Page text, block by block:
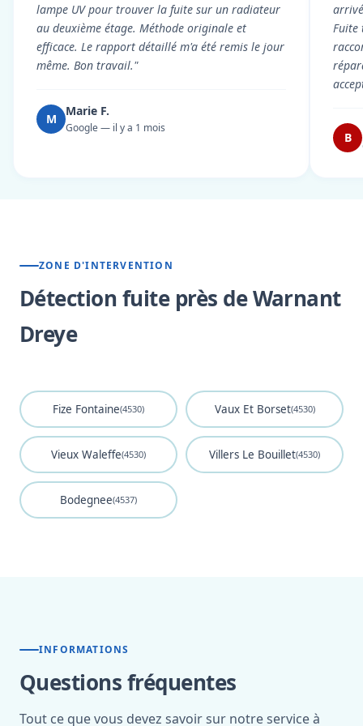
lampe UV pour trouver la fuite sur un radiateur
au deuxième étage. Méthode originale et
efficace. Le rapport détaillé m'a été remis le jour
même. Bon travail."
M
Marie F.
Google — il y a 1 mois
Fuite
B
ZONE D'INTERVENTION
Détection fuite près de Warnant
Dreye
Fize Fontaine(4530) Vaux Et Borset(4530)
Vieux Waleffe(4530) Villers Le Bouillet(4530)
Bodegnee(4537)
INFORMATIONS
Questions fréquentes
Tout ce que vous devez savoir sur notre service à